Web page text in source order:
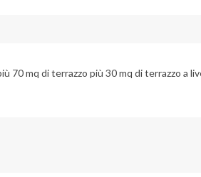
70 mq di terrazzo più 30 mq di terrazzo a